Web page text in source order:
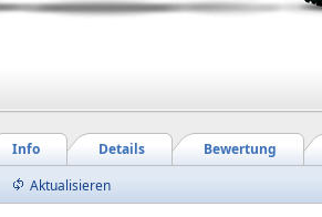
Bewertung
Details
Info
Aktualisieren